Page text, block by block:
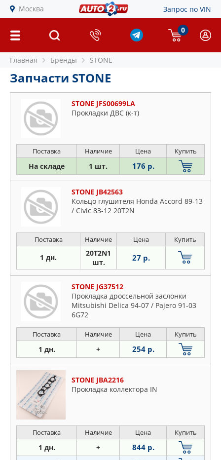
Москва Запрос по VIN
0
Главная Бренды STONE
Запчасти STONE
STONE JFS00699LA
Прокладки ДВС (к-т)
Поставка Наличие Цена Купить
На складе 1 шт. 176 р.
STONE JB42563
Кольцо глушителя Honda Accord 89-13
/ Civic 83-12 20T2N
Поставка Наличие Цена Купить
1 дн.
20T2N1
шт.
27 р.
STONE JG37512
Прокладка дроссельной заслонки
Mitsubishi Delica 94-07 / Pajero 91-03
6G72
Поставка Наличие Цена Купить
1 дн. + 254 р.
STONE JBA2216
Прокладка коллектора IN
Поставка Наличие Цена Купить
1 дн. + 844 р.